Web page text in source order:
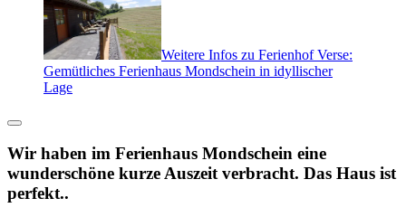
Weitere Infos zu Ferienhof Verse:
Gemütliches Ferienhaus Mondschein in idyllischer
Lage
Wir haben im Ferienhaus Mondschein eine
wunderschöne kurze Auszeit verbracht. Das Haus ist
perfekt..